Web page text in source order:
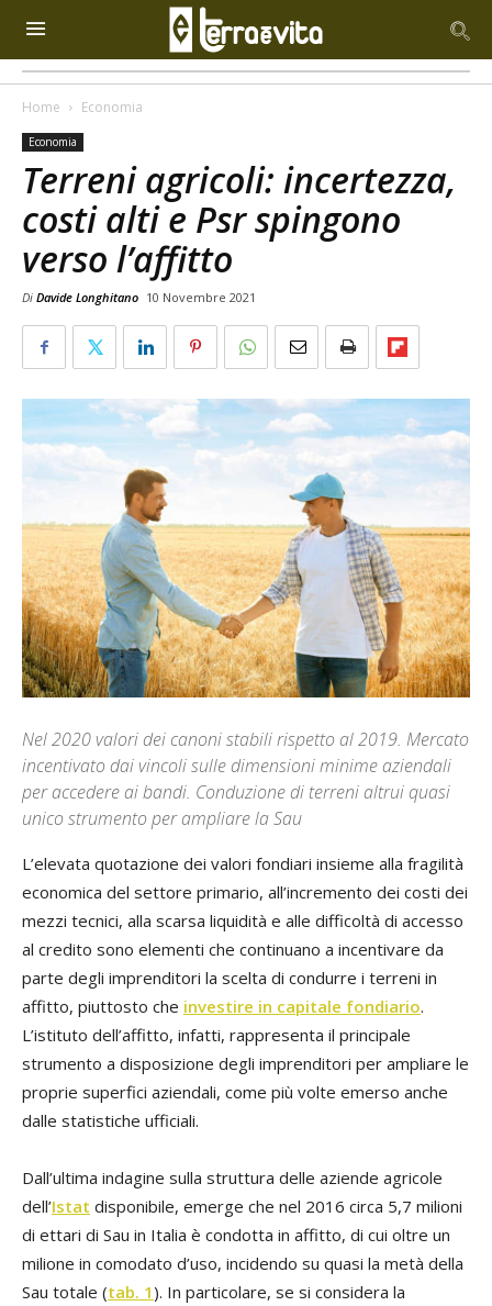
Home Economia
Economia
Terreni agricoli: incertezza,
costi alti e Psr spingono
verso l’affitto
Di Davide Longhitano 10 Novembre 2021
Nel 2020 valori dei canoni stabili rispetto al 2019. Mercato
incentivato dai vincoli sulle dimensioni minime aziendali
per accedere ai bandi. Conduzione di terreni altrui quasi
unico strumento per ampliare la Sau
L’elevata quotazione dei valori fondiari insieme alla fragilità
economica del settore primario, all’incremento dei costi dei
mezzi tecnici, alla scarsa liquidità e alle difficoltà di accesso
al credito sono elementi che continuano a incentivare da
parte degli imprenditori la scelta di condurre i terreni in
affitto, piuttosto che investire in capitale fondiario.
L’istituto dell’affitto, infatti, rappresenta il principale
strumento a disposizione degli imprenditori per ampliare le
proprie superfici aziendali, come più volte emerso anche
dalle statistiche ufficiali.
Dall’ultima indagine sulla struttura delle aziende agricole
dell’Istat disponibile, emerge che nel 2016 circa 5,7 milioni
di ettari di Sau in Italia è condotta in affitto, di cui oltre un
milione in comodato d’uso, incidendo su quasi la metà della
Sau totale (tab. 1). In particolare, se si considera la